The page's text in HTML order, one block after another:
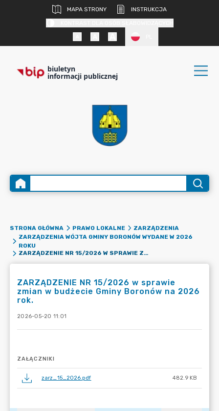
MAPA STRONY
INSTRUKCJA
biuletyn
informacji publicznej
STRONA GŁÓWNA PRAWO LOKALNE
ZARZĄDZENIA
ZARZĄDZENIA WÓJTA GMINY BORONÓW WYDANE W 2026
ROKU
ZARZĄDZENIE NR 15/2026 W SPRAWIE ZMIAN W BUDŻECIE GMINY BORONÓW NA 2026 ROK.
ZARZĄDZENIE NR 15/2026 w sprawie
zmian w budżecie Gminy Boronów na 2026
rok.
2026-05-20 11:01
ZAŁĄCZNIKI
zarz_15_2026.pdf 482.9 KB